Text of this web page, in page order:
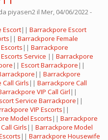
piyasen2 il Mer, 04/06/2022 -
Escort|| Barrackpore Escort
|| Barrackpore Female
|| Barrackpore
Service || Barrackpore
|| Escort Barrackpore ||
|| Barrackpore
Girls || Barrackpore Call
VIP Call Girl ||
Service Barrackpore ||
VIP Escorts ||
Model Escorts || Barrackpore
Girls || Barrackpore Model
|| Barrackpore Housewife